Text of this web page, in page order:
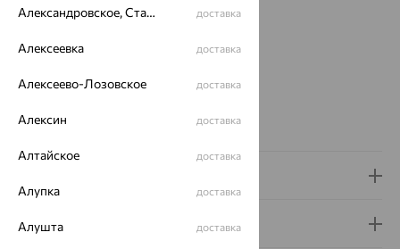
4.97
Металл:Золото
Проба:585
Виды дизайна браслетов:
Глидерные
Гарантия и возврат
Александровское, Ставропольский край доставка
Алексеевка доставка
Алексеево-Лозовское доставка
Алексин доставка
Алтайское доставка
Алупка доставка
Алушта доставка